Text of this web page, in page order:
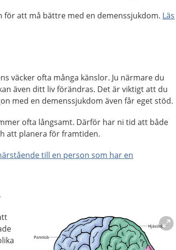
för att må bättre med en demenssjukdom. Läs
väcker ofta många känslor. Ju närmare du
även ditt liv förändras. Det är viktigt att du
med en demenssjukdom även får eget stöd.
ofta långsamt. Därför har ni tid att både
att planera för framtiden.
till en person som har en